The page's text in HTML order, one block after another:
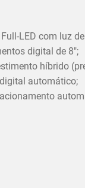
LED com luz
digital de 8";
híbrido
automático;